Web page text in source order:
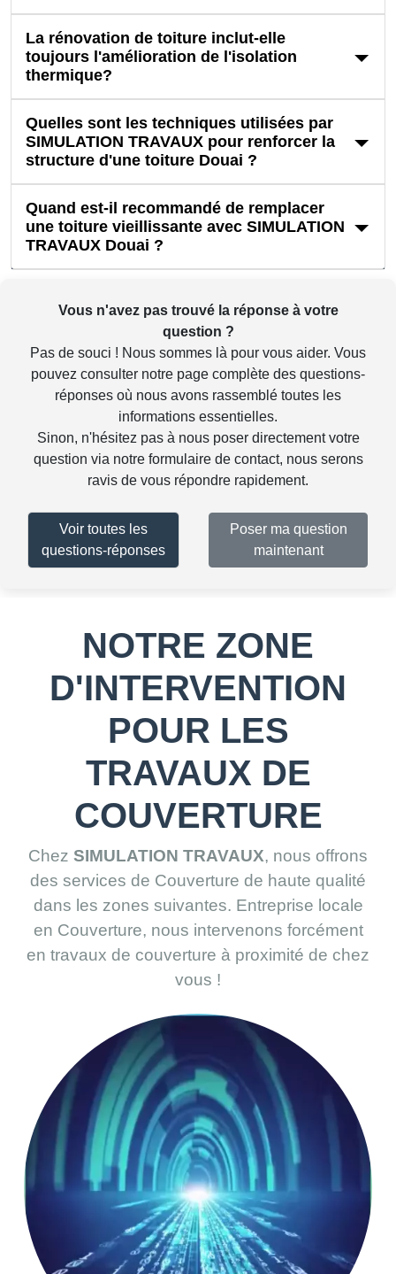
La rénovation de toiture inclut-elle
toujours l'amélioration de l'isolation
thermique?
Quelles sont les techniques utilisées par
SIMULATION TRAVAUX pour renforcer la
structure d'une toiture Douai ?
Quand est-il recommandé de remplacer
une toiture vieillissante avec SIMULATION
TRAVAUX Douai ?
Vous n'avez pas trouvé la réponse à votre
question ?
Pas de souci ! Nous sommes là pour vous aider. Vous
pouvez consulter notre page complète des questions-
réponses où nous avons rassemblé toutes les
informations essentielles.
Sinon, n'hésitez pas à nous poser directement votre
question via notre formulaire de contact, nous serons
ravis de vous répondre rapidement.
Voir toutes les
questions-réponses
Poser ma question
maintenant
NOTRE ZONE
D'INTERVENTION
POUR LES
TRAVAUX DE
COUVERTURE
Chez SIMULATION TRAVAUX, nous offrons
des services de Couverture de haute qualité
dans les zones suivantes. Entreprise locale
en Couverture, nous intervenons forcément
en travaux de couverture à proximité de chez
vous !